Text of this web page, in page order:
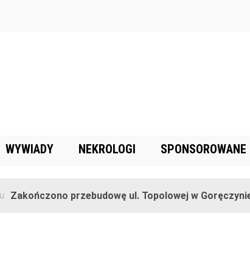
WYWIADY NEKROLOGI SPONSOROWANE
Zakończono przebudowę ul. Topolowej w Goręczynie